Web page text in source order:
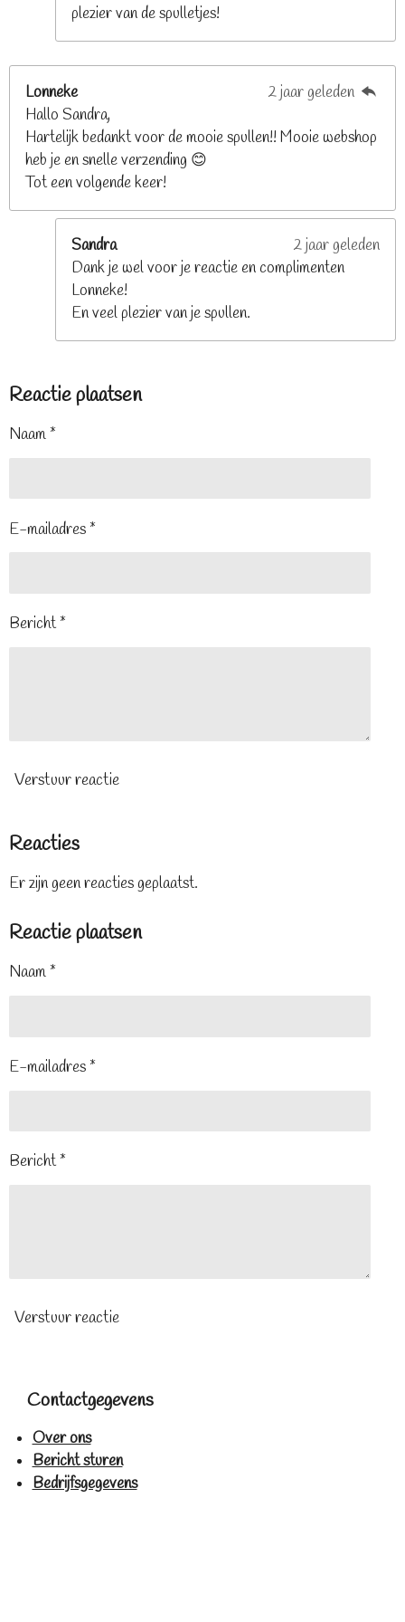
plezier van de spulletjes!
Lonneke
2 jaar geleden
Hallo Sandra,
Hartelijk bedankt voor de mooie spullen!! Mooie webshop
heb je en snelle verzending 😊
Tot een volgende keer!
Sandra
2 jaar geleden
Dank je wel voor je reactie en complimenten
Lonneke!
En veel plezier van je spullen.
Reactie plaatsen
Naam *
E-mailadres *
Bericht *
Verstuur reactie
Reacties
Er zijn geen reacties geplaatst.
Reactie plaatsen
Naam *
E-mailadres *
Bericht *
Verstuur reactie
Contactgegevens
Over ons
Bericht sturen
Bedrijfsgegevens